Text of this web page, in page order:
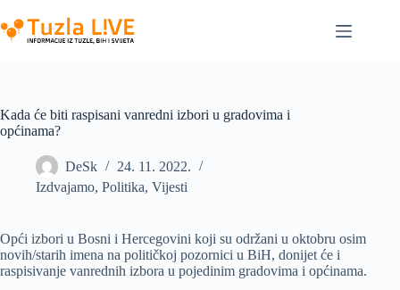
to
content
Kada će biti raspisani vanredni izbori u gradovima i
općinama?
DeSk
24. 11. 2022.
Izdvajamo, Politika, Vijesti
Opći izbori u Bosni i Hercegovini koji su održani u oktobru osim
novih/starih imena na političkoj pozornici u BiH, donijet će i
raspisivanje vanrednih izbora u pojedinim gradovima i općinama.